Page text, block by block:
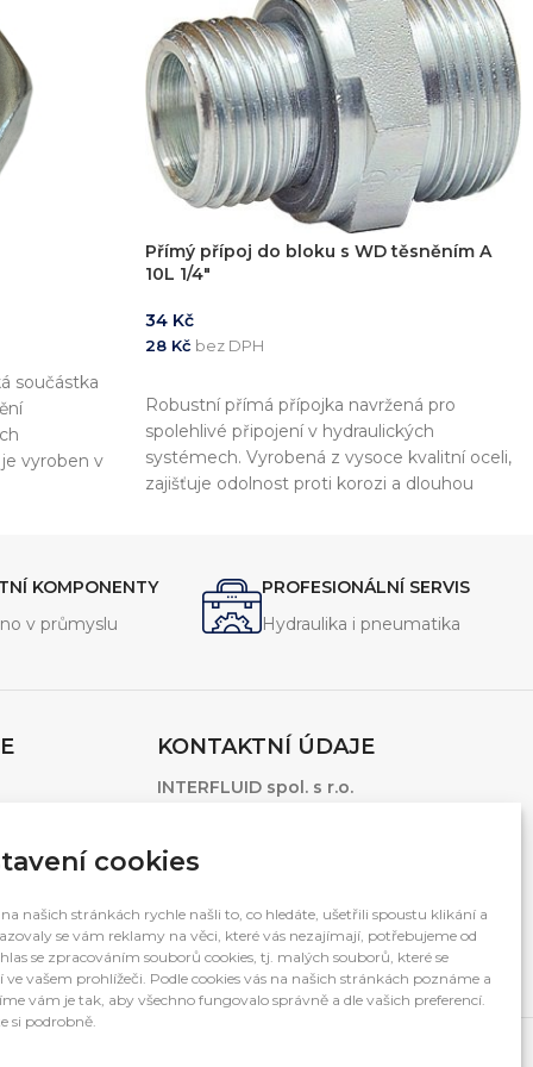
cookies
našich stránkách rychle našli to, co hledáte, ušetřili spoustu klikání a
se vám reklamy na věci, které vás nezajímají, potřebujeme od
se zpracováním souborů cookies, tj. malých souborů, které se
ve vašem prohlížeči. Podle cookies vás na našich stránkách poznáme a
vám je tak, aby všechno fungovalo správně a dle vašich preferencí.
si podrobně.
součástka
vyroben v
Přímý přípoj do bloku s WD těsněním A
10L 1/4″
34 Kč
28 Kč bez DPH
Robustní přímá přípojka navržená pro
spolehlivé připojení v hydraulických
systémech. Vyrobená z vysoce kvalitní oceli,
zajišťuje odolnost proti korozi a dlouhou
aplikacích, kde je vyžadována maximální
spolehlivost.
KOMPONENTY
v průmyslu
PROFESIONÁLNÍ SERVIS
Hydraulika i pneumatika
KONTAKTNÍ ÚDAJE
INTERFLUID spol. s r.o.
Česká Republika
Otevírací doba: 7:00 – 15:30
(po-pá mimo svátky)